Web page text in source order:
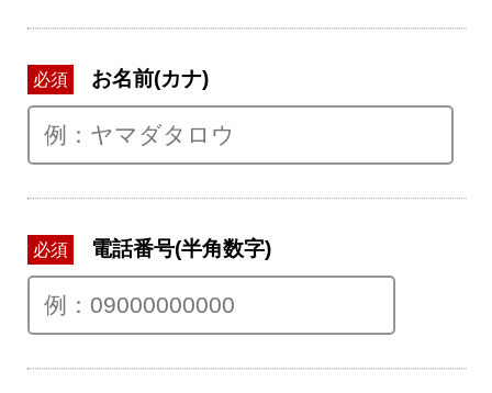
必須 お名前(カナ)
必須 電話番号(半角数字)